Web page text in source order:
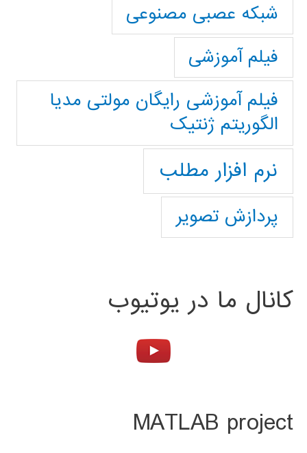
شبکه عصبی مصنوعی
فیلم آموزشی
فیلم آموزشی رایگان مولتی مدیا
الگوریتم ژنتیک
نرم افزار مطلب
پردازش تصویر
کانال ما در یوتیوب
MATLAB project